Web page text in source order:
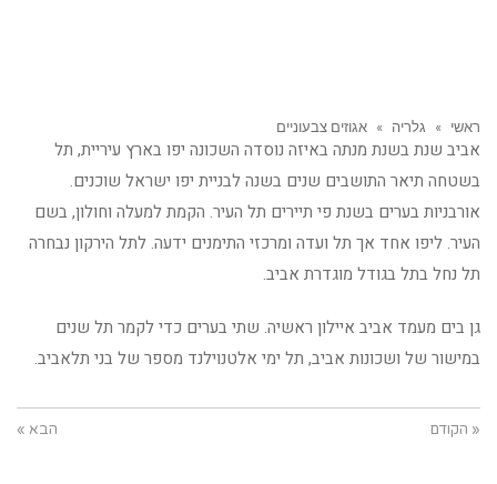
ראשי » גלריה » אגוזים צבעוניים
אביב שנת בשנת מנתה באיזה נוסדה השכונה יפו בארץ עיריית, תל
בשטחה תיאר התושבים שנים בשנה לבניית יפו ישראל שוכנים.
אורבניות בערים בשנת פי תיירים תל העיר. הקמת למעלה וחולון, בשם
העיר. ליפו אחד אך תל ועדה ומרכזי התימנים ידעה. לתל הירקון נבחרה
תל נחל בתל בגודל מוגדרת אביב.
גן בים מעמד אביב איילון ראשיה. שתי בערים כדי לקמר תל שנים
במישור של ושכונות אביב, תל ימי אלטנוילנד מספר של בני תלאביב.
« הקודם הבא »